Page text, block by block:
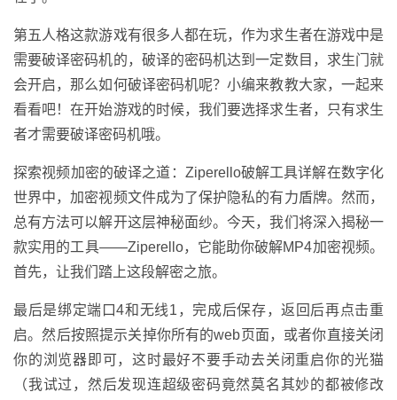
第五人格这款游戏有很多人都在玩，作为求生者在游戏中是
需要破译密码机的，破译的密码机达到一定数目，求生门就
会开启，那么如何破译密码机呢？小编来教教大家，一起来
看看吧！在开始游戏的时候，我们要选择求生者，只有求生
者才需要破译密码机哦。
探索视频加密的破译之道：Ziperello破解工具详解在数字化
世界中，加密视频文件成为了保护隐私的有力盾牌。然而，
总有方法可以解开这层神秘面纱。今天，我们将深入揭秘一
款实用的工具——Ziperello，它能助你破解MP4加密视频。
首先，让我们踏上这段解密之旅。
最后是绑定端口4和无线1，完成后保存，返回后再点击重
启。然后按照提示关掉你所有的web页面，或者你直接关闭
你的浏览器即可，这时最好不要手动去关闭重启你的光猫
（我试过，然后发现连超级密码竟然莫名其妙的都被修改